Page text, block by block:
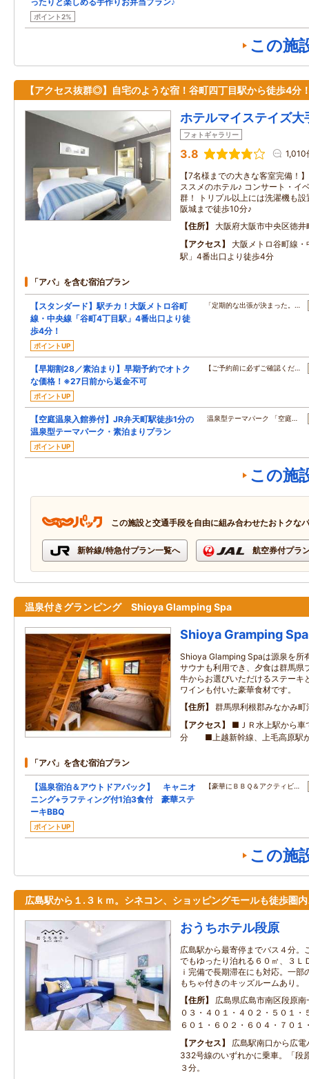
ポイント2%
この施
【アクセス抜群◎】自宅のような宿！谷町四丁目駅から徒歩4分
ホテルマイステイズ大
フォトギャラリー
3.8 1,010
【7名様までの大きな客室完備！
ススメのホテル♪ コンサート・イ
群！ トリプル以上には洗濯機も
阪城まで徒歩10分♪
住所
大阪府大阪市中央区徳井
アクセス
大阪メトロ谷町線
駅」4番出口より徒歩4分
「アパ」を含む宿泊プラン
【スタンダード】駅チカ！大阪メトロ谷町
線・中央線「谷町4丁目駅」4番出口より徒
歩4分！
ポイントUP
「定期的な出張が決まった。…
【早期割28／素泊まり】早期予約でオトク
な価格！※27日前から返金不可
ポイントUP
【ご予約前に必ずご確認くだ…
【空庭温泉入館券付】JR弁天町駅徒歩1分の
温泉型テーマパーク・素泊まりプラン
ポイントUP
温泉型テーマパーク 「空庭…
この施
この施設と交通手段を自由に組み合わせたおトクな
新幹線/特急付プラン一覧へ 航空券付プラ
温泉付きグランピング Shioya Glamping Spa
Shioya Gramping Spa
Shioya Glamping Spaは源泉を所
サウナも利用でき、夕食は群馬県
牛からお選びいただけるステーキ
ワインも付いた豪華食材です。
住所
群馬県利根郡みなかみ
アクセス
■ＪＲ水上駅から
分 ■上越新幹線、上毛高原
「アパ」を含む宿泊プラン
【温泉宿泊＆アウトドアパック】 キャニオ
ニング+ラフティング付1泊3食付 豪華ステ
ーキBBQ
ポイントUP
【豪華にＢＢＱ＆アクティビ…
この施
広島駅から１.３ｋｍ。シネコン、ショッピングモールも徒歩圏内
おうちホテル段原
広島駅から最寄停までバス４分。
でもゆったり泊れる６０㎡、３Ｌ
ｉ完備で長期滞在にも対応。一
もちゃ付きのキッズルームあり。
住所
広島県広島市南区段原
０３・４０１・４０２・５０１・
６０１・６０２・６０４・７０１
アクセス
広島駅南口から広
332号線のいずれかに乗車。「段
３分。